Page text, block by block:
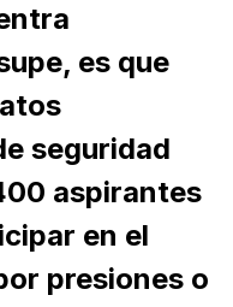
es que
seguridad
aspirantes
en el
presiones o